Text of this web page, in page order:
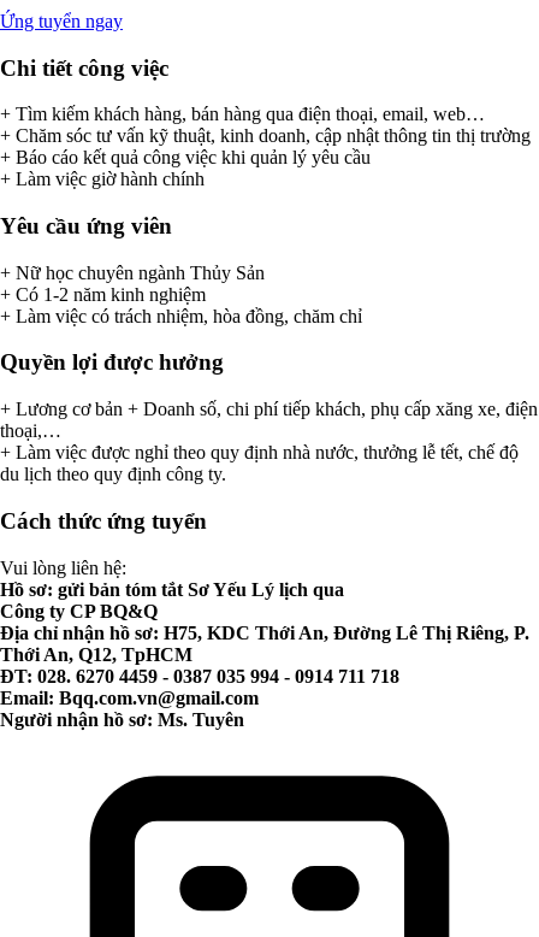
Ứng tuyển ngay
Chi tiết công việc
+ Tìm kiếm khách hàng, bán hàng qua điện thoại, email, web…
+ Chăm sóc tư vấn kỹ thuật, kinh doanh, cập nhật thông tin thị trường
+ Báo cáo kết quả công việc khi quản lý yêu cầu
+ Làm việc giờ hành chính
Yêu cầu ứng viên
+ Nữ học chuyên ngành Thủy Sản
+ Có 1-2 năm kinh nghiệm
+ Làm việc có trách nhiệm, hòa đồng, chăm chỉ
Quyền lợi được hưởng
+ Lương cơ bản + Doanh số, chi phí tiếp khách, phụ cấp xăng xe, điện
thoại,…
+ Làm việc được nghỉ theo quy định nhà nước, thưởng lễ tết, chế độ
du lịch theo quy định công ty.
Cách thức ứng tuyển
Vui lòng liên hệ:
Hồ sơ: gửi bản tóm tắt Sơ Yếu Lý lịch qua
Công ty CP BQ&Q
Địa chỉ nhận hồ sơ: H75, KDC Thới An, Đường Lê Thị Riêng, P.
Thới An, Q12, TpHCM
ĐT: 028. 6270 4459 - 0387 035 994 - 0914 711 718
Email: Bqq.com.vn@gmail.com
Người nhận hồ sơ: Ms. Tuyên